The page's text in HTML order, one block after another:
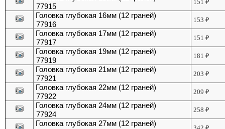
77915
151₽
Головка глубокая 16мм (12 граней)
77916
153₽
Головка глубокая 17мм (12 граней)
77917
151₽
Головка глубокая 19мм (12 граней)
77919
181₽
Головка глубокая 21мм (12 граней)
77921
203₽
Головка глубокая 22мм (12 граней)
77922
209₽
Головка глубокая 24мм (12 граней)
77924
258₽
Головка глубокая 27мм (12 граней)